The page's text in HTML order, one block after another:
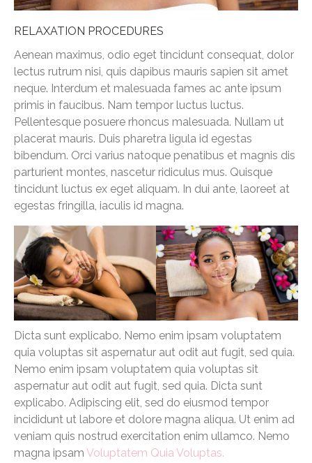
RELAXATION PROCEDURES
Aenean maximus, odio eget tincidunt consequat, dolor
lectus rutrum nisi, quis dapibus mauris sapien sit amet
neque. Interdum et malesuada fames ac ante ipsum
primis in faucibus. Nam tempor luctus luctus.
Pellentesque posuere rhoncus malesuada. Nullam ut
placerat mauris. Duis pharetra ligula id egestas
bibendum. Orci varius natoque penatibus et magnis dis
parturient montes, nascetur ridiculus mus. Quisque
tincidunt luctus ex eget aliquam. In dui ante, laoreet at
egestas fringilla, iaculis id magna.
Dicta sunt explicabo. Nemo enim ipsam voluptatem
quia voluptas sit aspernatur aut odit aut fugit, sed quia.
Nemo enim ipsam voluptatem quia voluptas sit
aspernatur aut odit aut fugit, sed quia. Dicta sunt
explicabo. Adipiscing elit, sed do eiusmod tempor
incididunt ut labore et dolore magna aliqua. Ut enim ad
veniam quis nostrud exercitation enim ullamco. Nemo
magna ipsam Voluptatem Quia Voluptas.